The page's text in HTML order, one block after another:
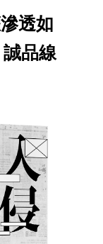
透如
品線